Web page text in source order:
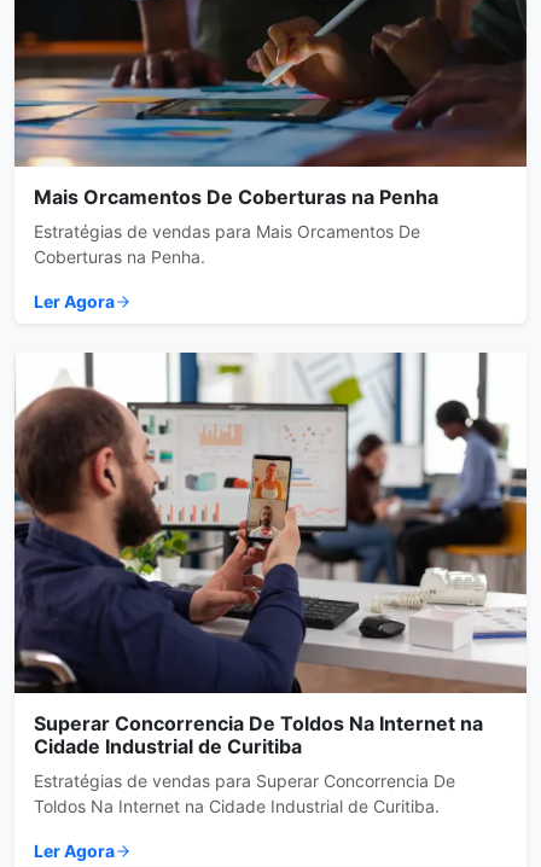
Mais Orcamentos De Coberturas na Penha
Estratégias de vendas para Mais Orcamentos De
Coberturas na Penha.
Ler Agora
Superar Concorrencia De Toldos Na Internet na
Cidade Industrial de Curitiba
Estratégias de vendas para Superar Concorrencia De
Toldos Na Internet na Cidade Industrial de Curitiba.
Ler Agora